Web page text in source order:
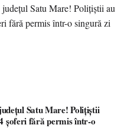
Satu Mare! Polițiștii
șoferi fără permis într-o